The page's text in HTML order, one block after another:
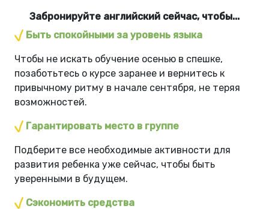
Забронируйте английский сейчас, чтобы...
Быть спокойными за уровень языка
Чтобы не искать обучение осенью в спешке,
позаботьтесь о курсе заранее и вернитесь к
привычному ритму в начале сентября, не теряя
возможностей.
Гарантировать место в группе
Подберите все необходимые активности для
развития ребенка уже сейчас, чтобы быть
уверенными в будущем.
Сэкономить средства